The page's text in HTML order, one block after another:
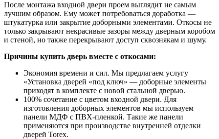
После монтажа входной двери проем выглядит не самым
лучшим образом. Ему может потребоваться доработка —
штукатурка или закрытие доборными элементами. Откосы не
только закрывают некрасивые зазоры между дверным коробом
и стеной, но также перекрывают доступ сквознякам и шуму.
Причины купить дверь вместе с откосами:
Экономия времени и сил. Мы предлагаем услугу
«Установка дверей «под ключ» — доборные элементы
приходят в комплекте с новой стальной дверью.
100% сочетание с цветом входной двери. Для
изготовления доборных элементов мы используем
панели МДФ с ПВХ-пленкой. Такие же панели
применяются при производстве внутренней отделки
дверей Torex.